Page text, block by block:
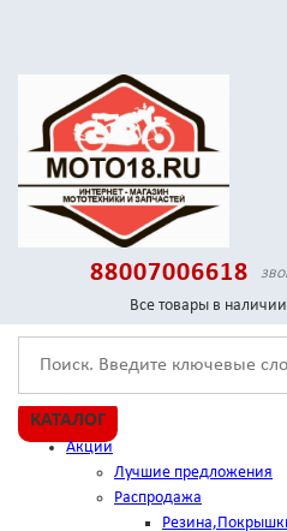
88007006618
Все товары в
КАТАЛОГ
Акции
Лучшие предложения
Распродажа